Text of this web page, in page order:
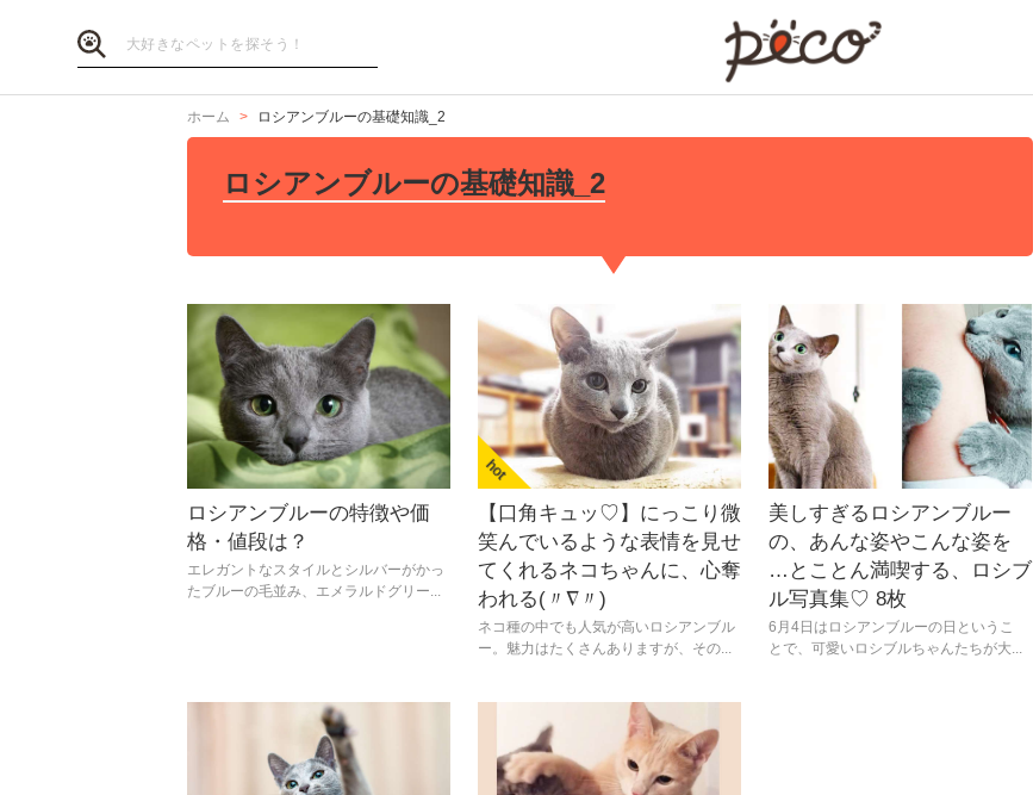
ホーム ロシアンブルーの基礎知識_2
ロシアンブルーの基礎知識_2
ロシアンブルーの特徴や価
格・値段は？
エレガントなスタイルとシルバーがかっ
たブルーの毛並み、エメラルドグリー...
【口角キュッ♡】にっこり微
笑んでいるような表情を見せ
てくれるネコちゃんに、心奪
われる(〃∇〃)
ネコ種の中でも人気が高いロシアンブル
ー。魅力はたくさんありますが、その...
美しすぎるロシアンブルー
の、あんな姿やこんな姿を
…とことん満喫する、ロシブ
ル写真集♡ 8枚
6月4日はロシアンブルーの日というこ
とで、可愛いロシブルちゃんたちが大...